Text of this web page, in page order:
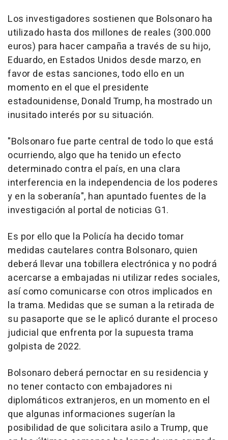
Los investigadores sostienen que Bolsonaro ha
utilizado hasta dos millones de reales (300.000
euros) para hacer campaña a través de su hijo,
Eduardo, en Estados Unidos desde marzo, en
favor de estas sanciones, todo ello en un
momento en el que el presidente
estadounidense, Donald Trump, ha mostrado un
inusitado interés por su situación.
"Bolsonaro fue parte central de todo lo que está
ocurriendo, algo que ha tenido un efecto
determinado contra el país, en una clara
interferencia en la independencia de los poderes
y en la soberanía", han apuntado fuentes de la
investigación al portal de noticias G1.
Es por ello que la Policía ha decido tomar
medidas cautelares contra Bolsonaro, quien
deberá llevar una tobillera electrónica y no podrá
acercarse a embajadas ni utilizar redes sociales,
así como comunicarse con otros implicados en
la trama. Medidas que se suman a la retirada de
su pasaporte que se le aplicó durante el proceso
judicial que enfrenta por la supuesta trama
golpista de 2022.
Bolsonaro deberá pernoctar en su residencia y
no tener contacto con embajadores ni
diplomáticos extranjeros, en un momento en el
que algunas informaciones sugerían la
posibilidad de que solicitara asilo a Trump, que